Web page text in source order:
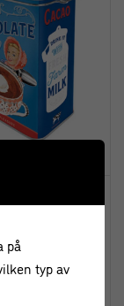
på
typ av